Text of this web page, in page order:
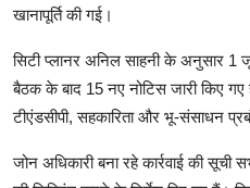
खानापूर्ति की गई।
सिटी प्लानर अनिल साहनी के अनुसार 1
बैठक के बाद 15 नए नोटिस जारी किए
टीएंडसीपी, सहकारिता और भू-संसाधन
जोन अधिकारी बना रहे कार्रवाई की सूची